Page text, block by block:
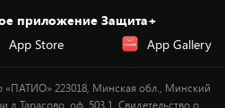
приложение Защита+
App Store App Gallery
«ПАТИО» 223018, Минская обл., Минский
оф. 503.1. Свидетельство о